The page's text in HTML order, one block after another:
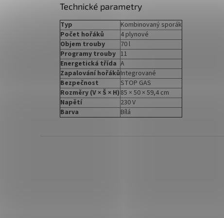
Technické parametry
Typ
Kombinovaný sporák
Počet hořáků
4 plynové
Objem trouby
70 l
Programy trouby 11
Energetická třída A
Zapalování hořákůIntegrované
Bezpečnost
STOP GAS
Rozměry (V × Š × H) 85 × 50 × 59,4 cm
Napětí
230 V
Barva
Bílá